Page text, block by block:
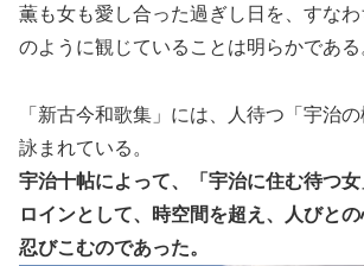
薫も女も愛し合った過ぎし日を、すな
のように観じていることは明らかである
「新古今和歌集」には、人待つ「宇治
詠まれている。
宇治十帖によって、「宇治に住む待つ
ロインとして、時空間を超え、人びと
忍びこむのであった。